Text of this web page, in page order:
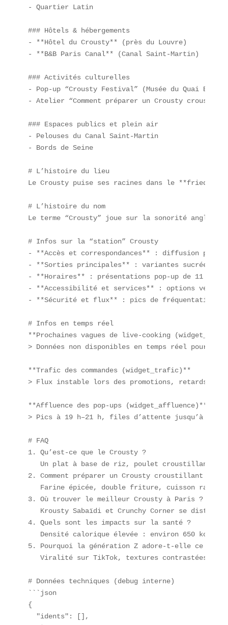
- Quartier Latin
### Hôtels & hébergements
- **Hôtel du Crousty** (près du Louvre)
- **B&B Paris Canal** (Canal Saint-Martin)
### Activités culturelles
- Pop-up “Crousty Festival” (Musée du Quai
- Atelier “Comment préparer un Crousty
### Espaces publics et plein air
- Pelouses du Canal Saint-Martin
- Bords de Seine
# L’histoire du lieu
Le Crousty puise ses racines dans le **fried
# L’histoire du nom
Le terme “Crousty” joue sur la sonorité
# Infos sur la “station” Crousty
- **Accès et correspondances** : diffusion
- **Sorties principales** : variantes sucrée
- **Horaires** : présentations pop-up de 11 h
- **Accessibilité et services** : options
- **Sécurité et flux** : pics de fréquentation
# Infos en temps réel
**Prochaines vagues de live-cooking
> Données non disponibles en temps réel pour le
**Trafic des commandes (widget_trafic)**
> Flux instable lors des promotions, retards
**Affluence des pop-ups (widget_affluence)**
> Pics à 19 h–21 h, files d’attente jusqu’à 60
# FAQ
1. Qu’est-ce que le Crousty ?
Un plat à base de riz, poulet croustillant
2. Comment préparer un Crousty croustillant ?
Farine épicée, double friture, cuisson
3. Où trouver le meilleur Crousty à Paris ?
Krousty Sabaïdi et Crunchy Corner se
4. Quels sont les impacts sur la santé ?
Densité calorique élevée : environ 650 kcal
5. Pourquoi la génération Z adore-t-elle ce
Viralité sur TikTok, textures contrastées,
# Données techniques (debug interne)
```json
{
  "idents": [],